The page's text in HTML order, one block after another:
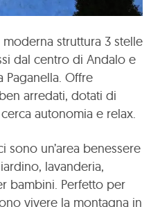
moderna struttura 3 stelle
dal centro di Andalo e
Offre
arredati, dotati di
autonomia e relax.
un’area benessere
lavanderia,
bambini. Perfetto per
vivere la montagna in